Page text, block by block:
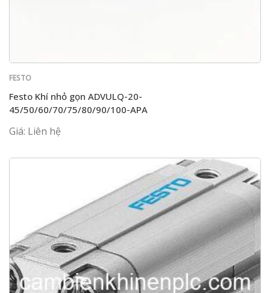
FESTO
Festo Khí nhỏ gọn ADVULQ-20-
45/50/60/70/75/80/90/100-APA
Giá: Liên hệ